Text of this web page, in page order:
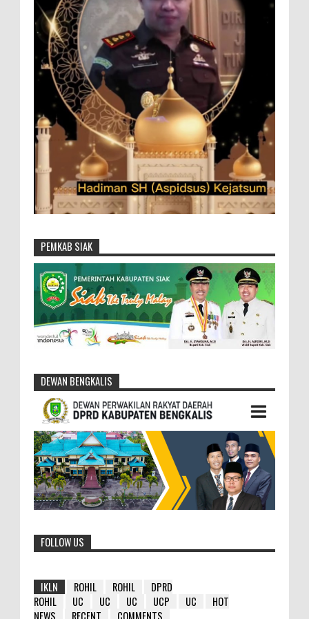
PEMKAB SIAK
DEWAN BENGKALIS
FOLLOW US
IKLN ROHIL ROHIL
DPRD
ROHIL
UC UC UC UCP UC
HOT
NEWS
RECENT COMMENTS